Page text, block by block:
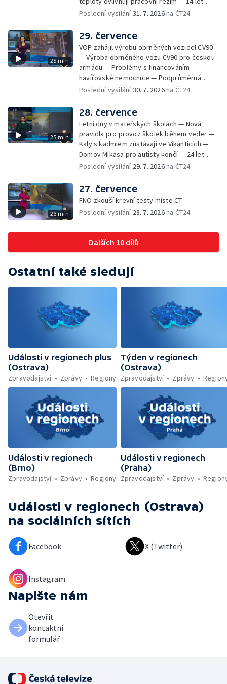
Sladké vzpomínky Opavska
vězení za vraždu ženy ve Staříči/ —
— Podvodník připravil 17 lidí o 4 miliony —
DPO pořídí 70 nových elektrobusů — V
Olomouci přibude 20 elektrobusů —
Mistryně světa Kneblová zpět v Olomouci —
Mobilní kurníky pomáhají s kvalitou půdy —
Výběr ze sociálních sítí ČT — Nové varhany v
Rudě u Rýmařova
Poslední vysílání31. 7. 2026na ČT24
25 min
29. července
VOP zahájil výrobu obrněných vozidel CV90
— Výroba obrněného vozu CV90 pro českou
armádu — Problémy s financováním
havířovské nemocnice — Podprůměrná
návštěvnost koupališť v červenci — Do
Nedostatek krve v transfuzních stanicích —
Spor kvůli novému chodníku na Keprník —
Olomoucké shakespearovské léto
Poslední vysílání30. 7. 2026na ČT24
25 min
28. července
Letní dny v mateřských školách — Nová
pravidla pro provoz školek během veder —
Kaly s kadmiem zůstávají ve Vikanticích —
Domov Mikasa pro autisty končí — 24 let
vězení za zapálení ženy — Kybernetický
Gorol se chystá na festival — Nová
cyklostezka až na Slovensko — AI pomáhá
při endoskopii — Výběr ze sociálních sítí ČT
— Zemřela baletka Vlasta Pavelcová —
Jičíně
Poslední vysílání 29. 7. 2026na ČT24
26 min
27. července
FNO zkouší krevní testy místo CT
Poslední vysílání 28. 7. 2026na ČT24
Dalších 10 dílů
Ostatní také sledují
Události v regionech plus
(Ostrava)
Zpravodajství
Zprávy Regiony
Týden v regionech
(Ostrava)
Zpravodajství
Zprávy
Události v regionech
(Brno)
Zpravodajství
Zprávy Regiony
Události v regionech
(Praha)
Zpravodajství
Zprávy
Události v regionech (Ostrava)
na sociálních sítích
Facebook X (Twitter)
Instagram
Napište nám
Otevřít
kontaktní
formulář